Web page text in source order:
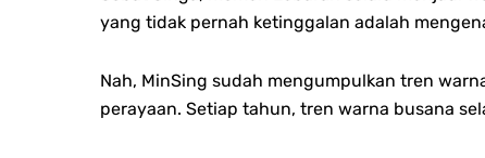
yang tidak pernah ketinggalan adalah
Nah, MinSing sudah mengumpulkan tren
perayaan. Setiap tahun, tren warna busana